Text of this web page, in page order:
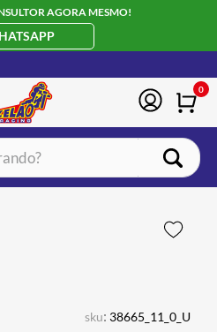
AGORA MESMO!
0
sku: 38665_11_0_U